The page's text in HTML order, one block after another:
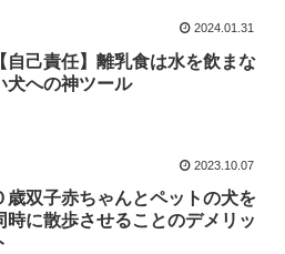
2024.01.31
【自己責任】離乳食は水を飲まな
犬への神ツール
2023.10.07
歳双子赤ちゃんとペットの犬を
時に散歩させることのデメリッ